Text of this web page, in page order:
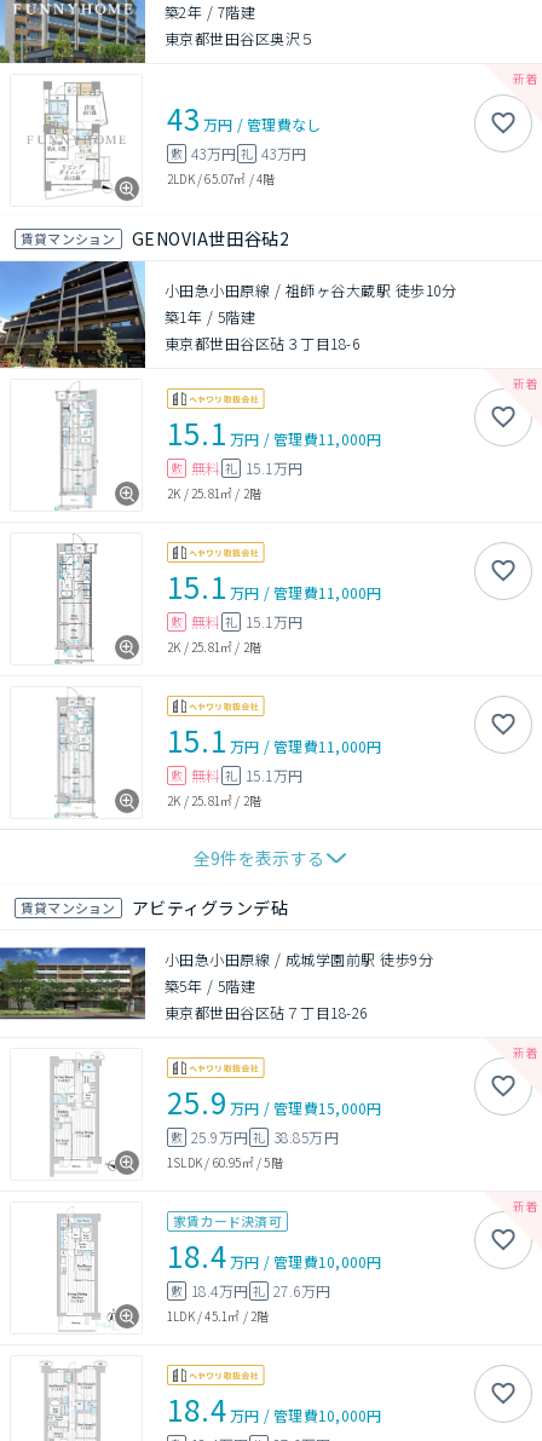
築2年 / 7階建
東京都世田谷区奥沢５
43 万円 /管理費なし
敷 43万円 礼 43万円
2LDK/65.07㎡ /4階
賃貸マンション GENOVIA世田谷砧2
小田急小田原線 / 祖師ヶ谷大蔵駅 徒歩10分
築1年 / 5階建
東京都世田谷区砧３丁目18-6
15.1 万円 /管理費11,000円
敷 無料 礼 15.1万円
2K /25.81㎡ / 2階
15.1 万円 /管理費11,000円
敷 無料 礼 15.1万円
2K /25.81㎡ / 2階
15.1 万円 /管理費11,000円
敷 無料 礼 15.1万円
2K /25.81㎡ / 2階
全9件を表示する
賃貸マンション アビティグランデ砧
小田急小田原線 / 成城学園前駅 徒歩9分
築5年 / 5階建
東京都世田谷区砧７丁目18-26
25.9 万円 /管理費15,000円
敷 25.9万円 礼 38.85万円
1SLDK / 60.95㎡/5階
家賃カード決済可
18.4万円 /管理費10,000円
敷 18.4万円 礼 27.6万円
1LDK/45.1㎡ /2階
18.4万円 /管理費10,000円